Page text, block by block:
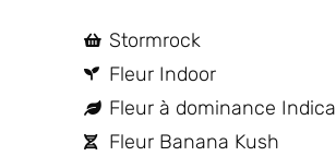
Stormrock
Fleur Indoor
Fleur à dominance Indica
Fleur Banana Kush